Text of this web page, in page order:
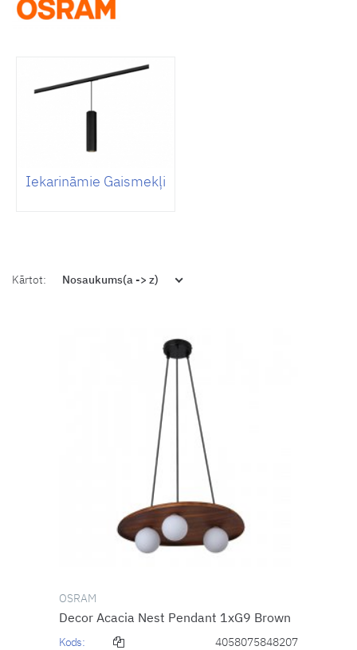
Iekarināmie Gaismekļi
Kārtot: Nosaukums(a -> z)
OSRAM
Decor Acacia Nest Pendant 1xG9 Brown
Kods:
4058075848207